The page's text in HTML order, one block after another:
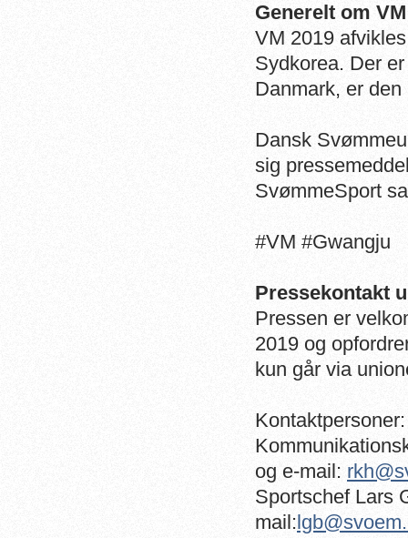
Generelt om
VM 2019
Sydkorea. Der
Danmark, er
Dansk
sig
SvømmeSport
#VM #Gwangju
Pressekontakt
Pressen er
2019 og
kun går via
Kontaktpersoner:
og e-mail:
Sportschef Lars
mail: